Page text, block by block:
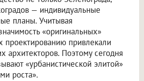
— индивидуальные
планы. Учитывая
«оригинальных»
проектированию привлекали
архитекторов. Поэтому сегодня
«урбанистической элитой»
роста».